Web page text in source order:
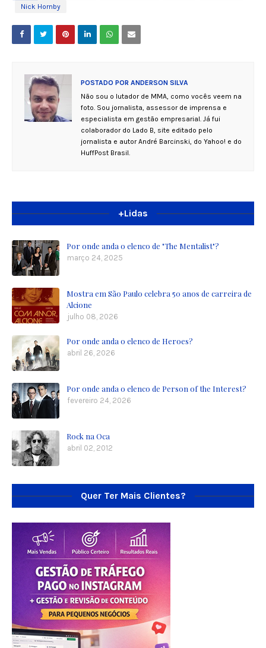
Nick Hornby
POSTADO POR ANDERSON SILVA
Não sou o lutador de MMA, como vocês veem na
foto. Sou jornalista, assessor de imprensa e
especialista em gestão empresarial. Já fui
colaborador do Lado B, site editado pelo
jornalista e autor André Barcinski, do Yahoo! e do
HuffPost Brasil.
+Lidas
Por onde anda o elenco de "The Mentalist"?
março 24, 2025
Mostra em São Paulo celebra 50 anos de carreira de
Alcione
julho 08, 2026
Por onde anda o elenco de Heroes?
abril 26, 2026
Por onde anda o elenco de Person of the Interest?
fevereiro 24, 2026
Rock na Oca
abril 02, 2012
Quer Ter Mais Clientes?